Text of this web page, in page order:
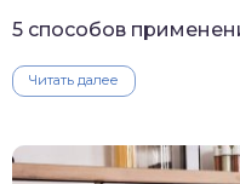
5 способов
Читать далее